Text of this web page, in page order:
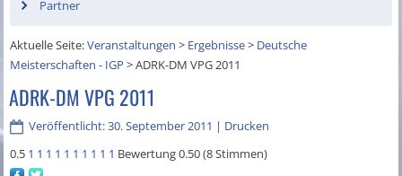
Partner
Aktuelle Seite:Veranstaltungen > Ergebnisse> Deutsche
Meisterschaften - IGP >ADRK-DM VPG 2011
ADRK-DM VPG 2011
Veröffentlicht: 30. September 2011 | Drucken
0.5 1 1 1 1 1 1 1 1 1 1 Bewertung 0.50 (8 Stimmen)